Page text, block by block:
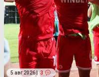
5 авг 2026 | 3